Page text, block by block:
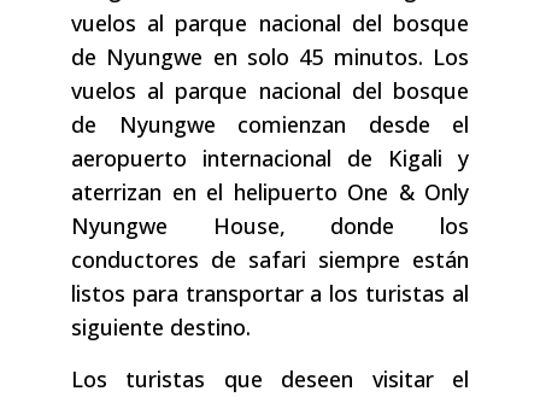
vuelos al parque nacional del bosque
de Nyungwe en solo 45 minutos. Los
vuelos al parque nacional del bosque
de Nyungwe comienzan desde el
aeropuerto internacional de Kigali y
aterrizan en el helipuerto One & Only
Nyungwe House, donde los
conductores de safari siempre están
listos para transportar a los turistas al
siguiente destino.
Los turistas que deseen visitar el